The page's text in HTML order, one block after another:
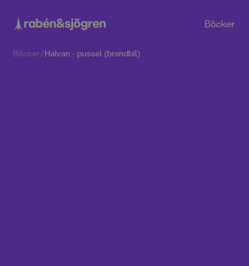
Böcker
Böcker/Halvan - pussel (brandbil)